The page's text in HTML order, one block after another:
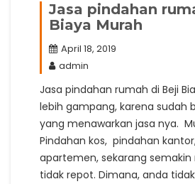
Jasa pindahan
Biaya Murah
April 18, 2019
admin
Jasa pindahan rumah di Beji
lebih gampang, karena sudah
yang menawarkan jasa nya.
Pindahan kos, pindahan
apartemen, sekarang
tidak repot. Dimana, anda